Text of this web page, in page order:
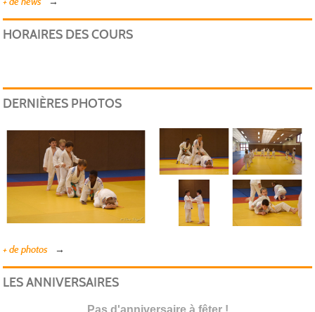
HORAIRES DES COURS
DERNIÈRES PHOTOS
+ de photos
LES ANNIVERSAIRES
Pas d'anniversaire à fêter !